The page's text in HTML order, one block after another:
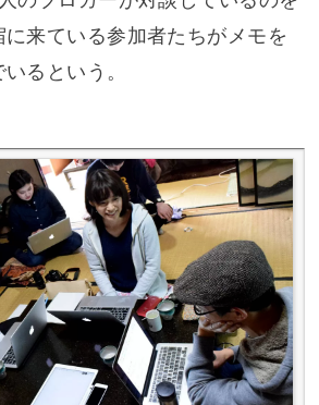
来ている参加者たちがメモを
るという。